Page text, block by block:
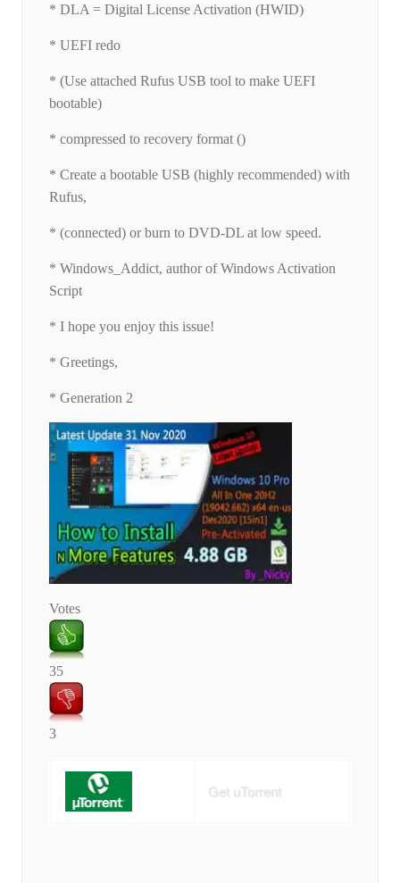
* DLA = Digital License Activation (HWID)
* UEFI redo
* (Use attached Rufus USB tool to make UEFI
bootable)
* compressed to recovery format ()
* Create a bootable USB (highly recommended) with
Rufus,
* (connected) or burn to DVD-DL at low speed.
* Windows_Addict, author of Windows Activation
Script
* I hope you enjoy this issue!
* Greetings,
* Generation 2
Votes
35
3
Get uTorrent